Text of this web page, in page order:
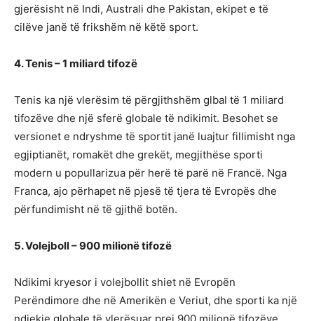
gjerësisht në Indi, Australi dhe Pakistan, ekipet e të
cilëve janë të frikshëm në këtë sport.
4. Tenis – 1 miliard tifozë
Tenis ka një vlerësim të përgjithshëm glbal të 1 miliard
tifozëve dhe një sferë globale të ndikimit. Besohet se
versionet e ndryshme të sportit janë luajtur fillimisht nga
egjiptianët, romakët dhe grekët, megjithëse sporti
modern u popullarizua për herë të parë në Francë. Nga
Franca, ajo përhapet në pjesë të tjera të Evropës dhe
përfundimisht në të gjithë botën.
5. Volejboll – 900 milionë tifozë
Ndikimi kryesor i volejbollit shiet në Evropën
Perëndimore dhe në Amerikën e Veriut, dhe sporti ka një